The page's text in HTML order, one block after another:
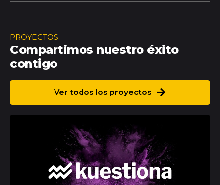
PROYECTOS
Compartimos nuestro éxito
contigo
Ver todos los proyectos